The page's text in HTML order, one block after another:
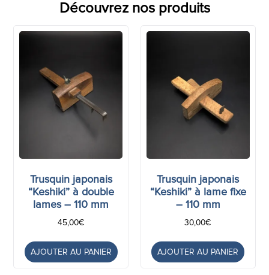
Découvrez nos produits
Trusquin japonais
“Keshiki” à double
lames – 110 mm
45,00€
AJOUTER AU PANIER
Trusquin japonais
“Keshiki” à lame fixe
– 110 mm
30,00€
AJOUTER AU PANIER